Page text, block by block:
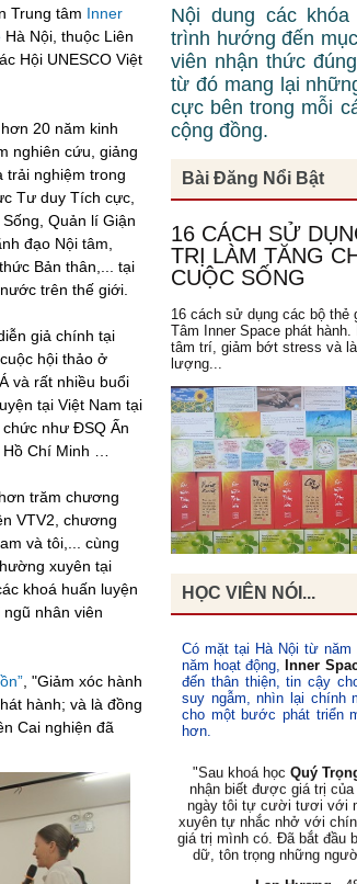
Trung tâm Inner
Hà Nội, thuộc Liên
Hội UNESCO Việt
20 năm kinh
nghiên cứu, giảng
trải nghiệm trong
Tư duy Tích cực,
Quản lí Giận
đạo Nội tâm,
Bản thân,... tại
trên thế giới.
giả chính tại
hội thảo ở
và rất nhiều buổi
tại Việt Nam tại
chức như ĐSQ Ấn
Chí Minh …
trăm chương
VTV2, chương
và tôi,... cùng
xuyên tại
khoá huấn luyện
nhân viên
, "Giảm xóc hành
hành; và là đồng
Cai nghiện đã
Nội dung các
trình hướng đến
viên nhận thức
từ đó mang lại
cực bên trong mỗi
cộng đồng.
Bài Đăng Nổi Bật
16 CÁCH SỬ
TRỊ LÀM TĂNG
CUỘC SỐNG
16 cách sử dụng các bộ thẻ
Tâm Inner Space phát
tâm trí, giảm bớt stress và
lượng...
HỌC VIÊN NÓI...
Có mặt tại Hà Nội từ năm
năm hoạt động, Inner
đến thân thiện, tin cậy
suy ngẫm, nhìn lại chính
cho một bước phát triển
hơn.
Lớp Học:
Quý Trọng Bản
ngày tôi tự cười tươi với
xuyên tự nhắc nhở với
giá trị mình có. Đã bắt đầu
dữ, tôn trọng những
Lan Hương,